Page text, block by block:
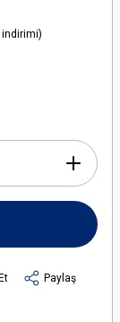
indirimi)
Paylaş